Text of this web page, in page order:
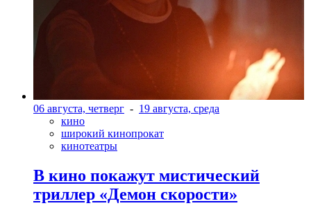
06 августа, четверг - 19 августа, среда
кино
широкий кинопрокат
кинотеатры
В кино покажут мистический
триллер «Демон скорости»